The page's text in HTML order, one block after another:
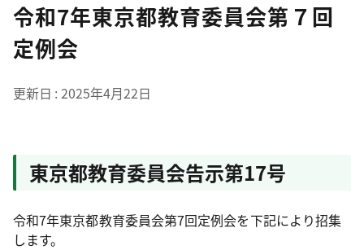
令和7年東京都教育委員会第７回
定例会
更新日 2025年4月22日
東京都教育委員会告示第17号
令和7年東京都教育委員会第7回定例会を下記により招集
します。